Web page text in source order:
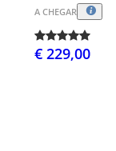
A CHEGAR
€ 229,00